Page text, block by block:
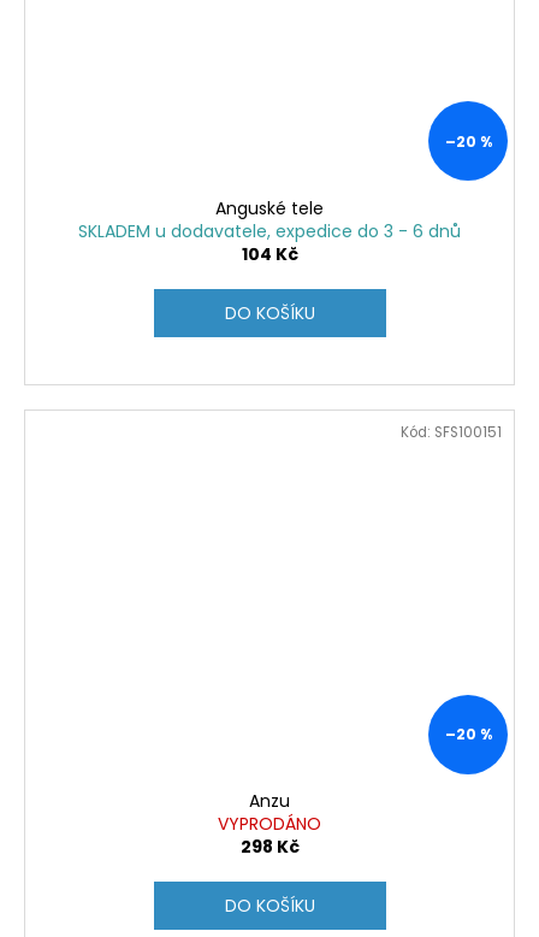
–20 %
Anguské tele
SKLADEM u dodavatele, expedice do 3 - 6 dnů
104 Kč
DO KOŠÍKU
–20 %
Anzu
VYPRODÁNO
298 Kč
DO KOŠÍKU
Kód: SFS100151